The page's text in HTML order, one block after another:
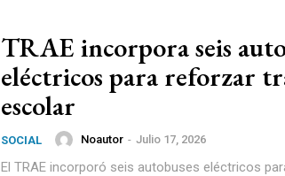
TRAE incorpora seis
eléctricos para reforzar
escolar
SOCIAL Noautor - Julio 17, 2026
El TRAE incorporó seis autobuses eléctricos